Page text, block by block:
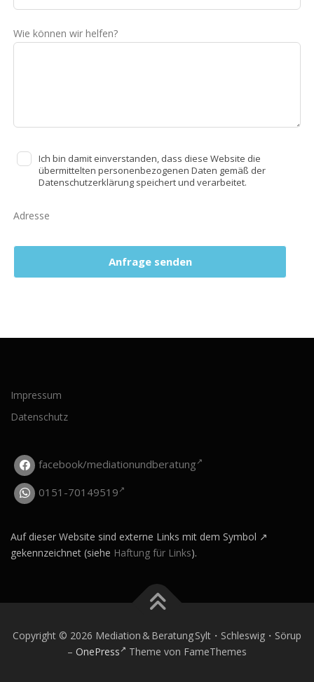
Wie können wir helfen?
Ich bin damit einverstanden, dass diese Website die
übermittelten personenbezogenen Daten gemäß der
Datenschutzerklärung speichert und verarbeitet.
Adresse
Anfrage senden
Impressum
Datenschutz
facebook/mediationundberatung
0151-70149519
Auf dieser Website sind externe Links mit dem Symbol
gekennzeichnet (siehe Haftung für Links).
Copyright © 2026 Mediation & Beratung Sylt・Schleswig・Sörup
– OnePress Theme von FameThemes